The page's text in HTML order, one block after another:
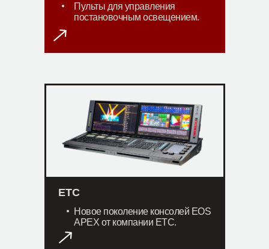
Пульты для управления
постановочным освещением.
ETC
Новое поколение консолей EOS
APEX от компании ЕТС.